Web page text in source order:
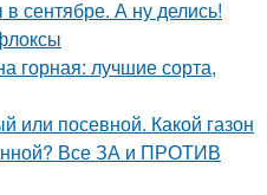
сентябре. А ну делись!
горная: лучшие сорта,
или посевной. Какой газон
Все ЗА и ПРОТИВ